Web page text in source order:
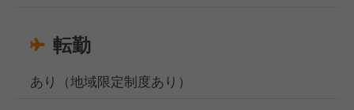
転勤
あり（地域限定制度あり）